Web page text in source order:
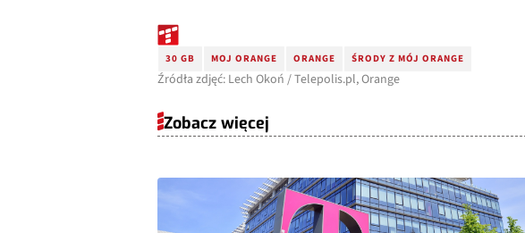
30 GB MOJ ORANGE ORANGE ŚRODY Z MÓJ ORANGE
Źródła zdjęć: Lech Okoń / Telepolis.pl, Orange
Zobacz więcej